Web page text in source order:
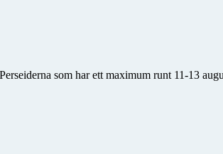
som har ett maximum runt 11-13